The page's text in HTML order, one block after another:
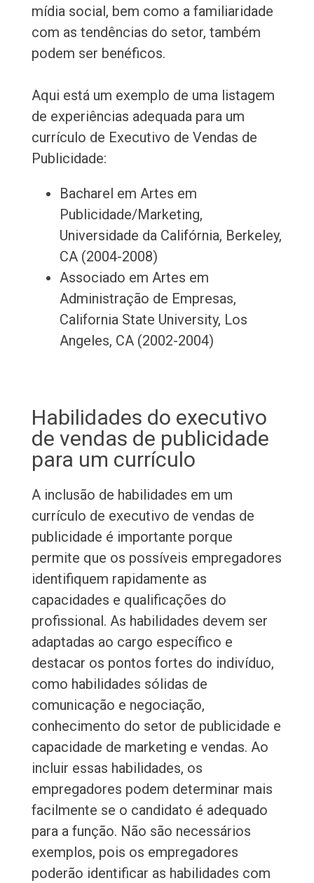
mídia social, bem como a familiaridade
com as tendências do setor, também
podem ser benéficos.
Aqui está um exemplo de uma listagem
de experiências adequada para um
currículo de Executivo de Vendas de
Publicidade:
Bacharel em Artes em
Publicidade/Marketing,
Universidade da Califórnia, Berkeley,
CA (2004-2008)
Associado em Artes em
Administração de Empresas,
California State University, Los
Angeles, CA (2002-2004)
Habilidades do executivo
de vendas de publicidade
para um currículo
A inclusão de habilidades em um
currículo de executivo de vendas de
publicidade é importante porque
permite que os possíveis empregadores
identifiquem rapidamente as
capacidades e qualificações do
profissional. As habilidades devem ser
adaptadas ao cargo específico e
destacar os pontos fortes do indivíduo,
como habilidades sólidas de
comunicação e negociação,
conhecimento do setor de publicidade e
capacidade de marketing e vendas. Ao
incluir essas habilidades, os
empregadores podem determinar mais
facilmente se o candidato é adequado
para a função. Não são necessários
exemplos, pois os empregadores
poderão identificar as habilidades com